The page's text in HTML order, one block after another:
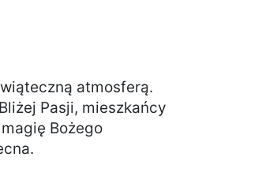
atmosferą.
Pasji, mieszkańcy
Bożego